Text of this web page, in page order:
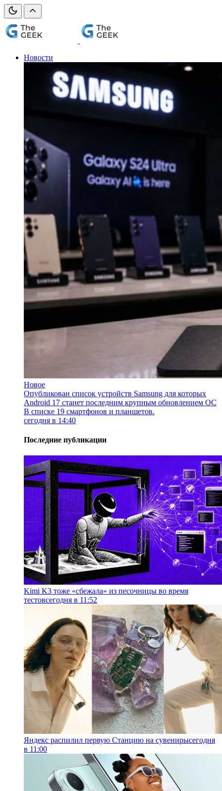
Новости
Новое
Опубликован список устройств Samsung для которых
Android 17 станет последним крупным обновлением ОС
В списке 19 смартфонов и планшетов.
сегодня в 14:40
Последние публикации
Kimi K3 тоже «сбежала» из песочницы во время
тестовсегодня в 11:52
Яндекс распилил первую Станцию на сувенирысегодня
в 11:00